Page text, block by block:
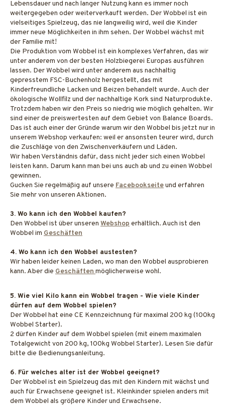
Lebensdauer und nach langer Nutzung kann es immer noch
weitergegeben oder weiterverkauft werden. Der Wobbel ist ein
vielseitiges Spielzeug, das nie langweilig wird, weil die Kinder
immer neue Möglichkeiten in ihm sehen. Der Wobbel wächst mit
der Familie mit!
Die Produktion vom Wobbel ist ein komplexes Verfahren, das wir
unter anderem von der besten Holzbiegerei Europas ausführen
lassen. Der Wobbel wird unter anderem aus nachhaltig
gepresstem FSC-Buchenholz hergestellt, das mit
Kinderfreundliche Lacken und Beizen behandelt wurde. Auch der
ökologische Wollfilz und der nachhaltige Kork sind Naturprodukte.
Trotzdem haben wir den Preis so niedrig wie möglich gehalten. Wir
sind einer de preiswertesten auf dem Gebiet von Balance Boards.
Das ist auch einer der Gründe warum wir den Wobbel bis jetzt nur in
unserem Webshop verkaufen: weil er ansonsten teurer wird, durch
die Zuschläge von den Zwischenverkäufern und Läden.
Wir haben Verständnis dafür, dass nicht jeder sich einen Wobbel
leisten kann. Darum kann man bei uns auch ab und zu einen Wobbel
gewinnen.
Gucken Sie regelmäßig auf unsere Facebookseiteund erfahren
Sie mehr von unseren Aktionen.
3. Wo kann ich den Wobbel kaufen?
Den Wobbel ist über unseren Webshop erhältlich. Auch ist den
Wobbel im Geschäften
4. Wo kann ich den Wobbel austesten?
Wir haben leider keinen Laden, wo man den Wobbel ausprobieren
kann. Aber die Geschäften möglicherweise wohl.
5. Wie viel Kilo kann ein Wobbel tragen - Wie viele Kinder
dürfen auf dem Wobbel spielen?
Der Wobbel hat eine CE Kennzeichnung für maximal 200 kg (100kg
Wobbel Starter).
2 dürfen Kinder auf dem Wobbel spielen (mit einem maximalen
Totalgewicht von 200 kg, 100kg Wobbel Starter). Lesen Sie dafür
bitte die Bedienungsanleitung.
6. Für welches alter ist der Wobbel geeignet?
Der Wobbel ist ein Spielzeug das mit den Kindern mit wächst und
auch für Erwachsene geeignet ist. Kleinkinder spielen anders mit
dem Wobbel als größere Kinder und Erwachsene.